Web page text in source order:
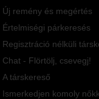
Új remény és megértés
Értelmiségi párkeresés
Regisztráció nélküli
Chat - Flörtölj, csevegj!
A társkereső
Ismerkedjen komoly